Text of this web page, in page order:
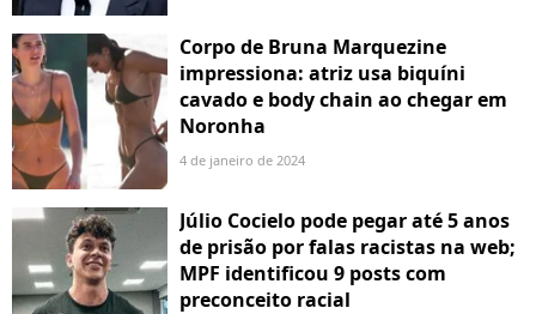
Corpo de Bruna Marquezine
impressiona: atriz usa biquíni
cavado e body chain ao chegar em
Noronha
4 de janeiro de 2024
Júlio Cocielo pode pegar até 5 anos
de prisão por falas racistas na web;
MPF identificou 9 posts com
preconceito racial